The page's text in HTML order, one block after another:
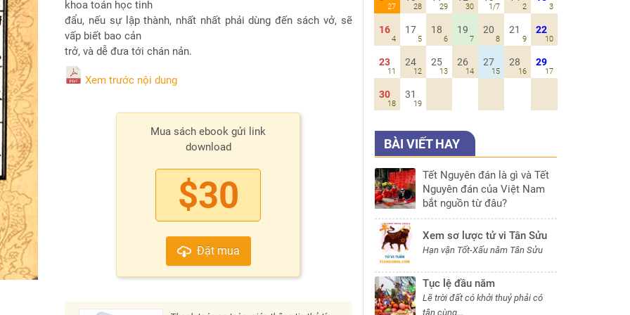
khoa toán học tinh
đẩu, nếu sự lập thành, nhất nhất phải dùng đến sách vở, sẽ
vấp biết bao cản
trở, và dễ đưa tới chán nản.
Xem trước nội dung
Mua sách ebook gửi link
download
$30
Đặt mua
27 28 29 30 1/7 2 3
16
4
17
5
18
6
19
7
20
8
21
9
22
10
23
11
24
12
25
13
26
14
27
15
28
16
29
17
30
18
31
19
BÀI VIẾT HAY
Tết Nguyên đán là gì và Tết
Nguyên đán của Việt Nam
bắt nguồn từ đâu?
Xem sơ lược tử vi Tân Sửu
Hạn vận Tốt-Xấu năm Tân Sửu
Tục lệ đầu năm
Lẽ trời đất có khởi thuỷ phải có
tận cùng...